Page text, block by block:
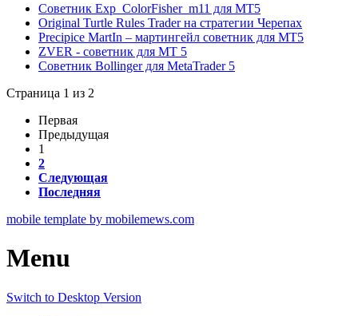
Советник Exp_ColorFisher_m11 для МТ5
Original Turtle Rules Trader на стратегии Черепах
Precipice MartIn – мартингейл советник для MT5
ZVER - советник для MT 5
Советник Bollinger для MetaTrader 5
Страница 1 из 2
Первая
Предыдущая
1
2
Следующая
Последняя
mobile template by mobilemews.com
Menu
Switch to Desktop Version